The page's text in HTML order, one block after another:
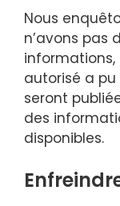
Nous
n’avons pas
informations,
autorisé a
seront
des
disponibles.